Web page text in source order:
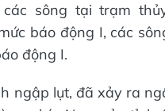
các sông tại trạm
báo động I, các
động I.
ngập lụt, đã xảy ra